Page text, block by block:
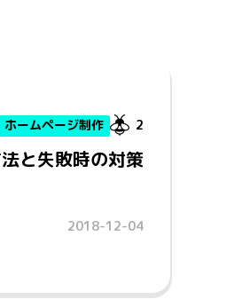
ホームページ制作
と失敗時の対策
2
2018-12-04